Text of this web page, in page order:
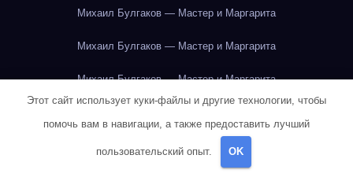
Михаил Булгаков — Мастер и Маргарита
Михаил Булгаков — Мастер и Маргарита
Михаил Булгаков — Мастер и Маргарита
Михаил Булгаков — Мастер и Маргарита
Этот сайт использует куки-файлы и другие технологии, чтобы
помочь вам в навигации, а также предоставить лучший
пользовательский опыт. OK